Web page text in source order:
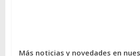
Más noticias y novedades en